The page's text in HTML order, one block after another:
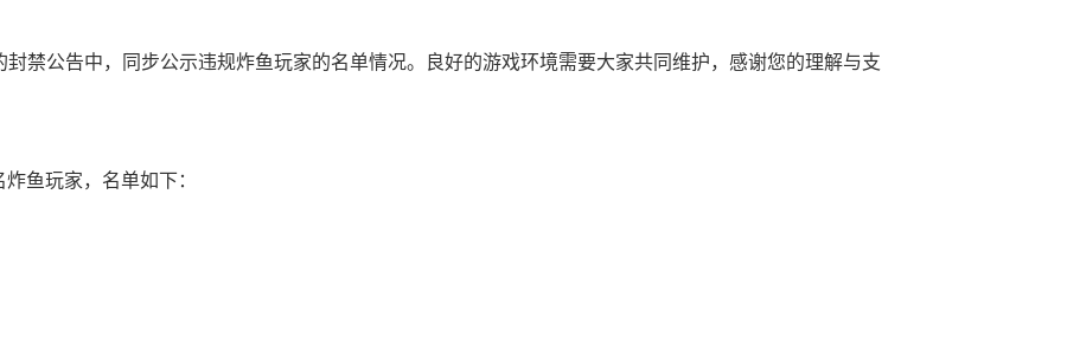
禁公告中，同步公示违规炸鱼玩家的名单情况。良好的游戏环境需要大家共同维护，感谢您的理解与支
炸鱼玩家，名单如下：